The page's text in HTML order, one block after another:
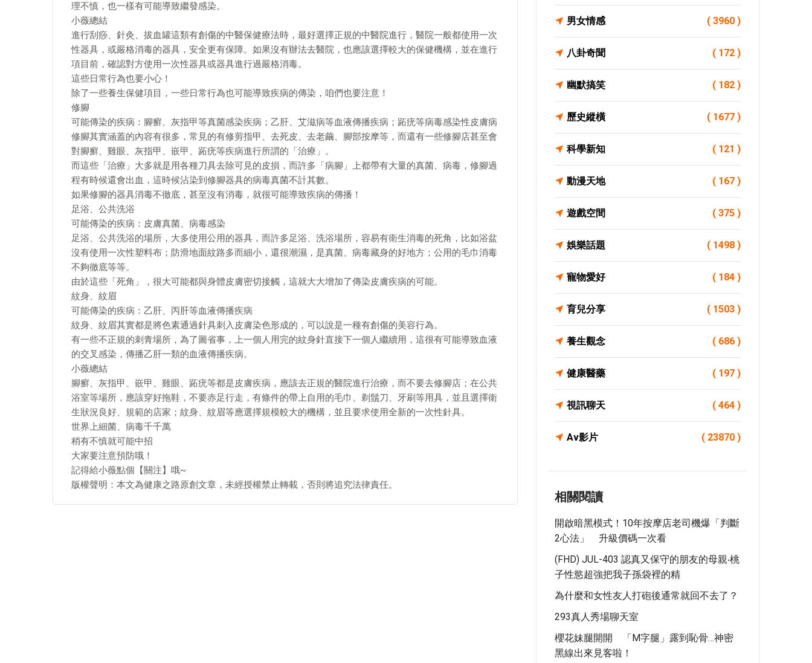
理不慎，也一樣有可能導致繼發感染。
小薇總結
進行刮痧、針灸、拔血罐這類有創傷的中醫保健療法時，最好選擇正規的中醫院進行，醫院一般都使用一次
性器具，或嚴格消毒的器具，安全更有保障。如果沒有辦法去醫院，也應該選擇較大的保健機構，並在進行
項目前，確認對方使用一次性器具或器具進行過嚴格消毒。
這些日常行為也要小心！
除了一些養生保健項目，一些日常行為也可能導致疾病的傳染，咱們也要注意！
修腳
可能傳染的疾病：腳癬、灰指甲等真菌感染疾病；乙肝、艾滋病等血液傳播疾病；跖疣等病毒感染性皮膚病
修腳其實涵蓋的內容有很多，常見的有修剪指甲、去死皮、去老繭、腳部按摩等，而還有一些修腳店甚至會
對腳癬、雞眼、灰指甲、嵌甲、跖疣等疾病進行所謂的「治療」。
而這些「治療」大多就是用各種刀具去除可見的皮損，而許多「病腳」上都帶有大量的真菌、病毒，修腳過
程有時候還會出血，這時候沾染到修腳器具的病毒真菌不計其數。
如果修腳的器具消毒不徹底，甚至沒有消毒，就很可能導致疾病的傳播！
足浴、公共洗浴
可能傳染的疾病：皮膚真菌、病毒感染
足浴、公共洗浴的場所，大多使用公用的器具，而許多足浴、洗浴場所，容易有衛生消毒的死角，比如浴盆
沒有使用一次性塑料布；防滑地面紋路多而細小，還很潮濕，是真菌、病毒藏身的好地方；公用的毛巾消毒
不夠徹底等等。
由於這些「死角」，很大可能都與身體皮膚密切接觸，這就大大增加了傳染皮膚疾病的可能。
紋身、紋眉
可能傳染的疾病：乙肝、丙肝等血液傳播疾病
紋身、紋眉其實都是將色素通過針具刺入皮膚染色形成的，可以說是一種有創傷的美容行為。
有一些不正規的刺青場所，為了圖省事，上一個人用完的紋身針直接下一個人繼續用，這很有可能導致血液
的交叉感染，傳播乙肝一類的血液傳播疾病。
小薇總結
腳癬、灰指甲、嵌甲、雞眼、跖疣等都是皮膚疾病，應該去正規的醫院進行治療，而不要去修腳店；在公共
浴室等場所，應該穿好拖鞋，不要赤足行走，有條件的帶上自用的毛巾、剃鬚刀、牙刷等用具，並且選擇衛
生狀況良好、規範的店家；紋身、紋眉等應選擇規模較大的機構，並且要求使用全新的一次性針具。
世界上細菌、病毒千千萬
稍有不慎就可能中招
大家要注意預防哦！
記得給小薇點個【關注】哦~
版權聲明：本文為健康之路原創文章，未經授權禁止轉載，否則將追究法律責任。
男女情感 ( 3960 )
八卦奇聞 ( 172 )
幽默搞笑 ( 182 )
歷史縱橫 ( 1677 )
科學新知 ( 121 )
動漫天地 ( 167 )
遊戲空間 ( 375 )
娛樂話題 ( 1498 )
寵物愛好 ( 184 )
育兒分享 ( 1503 )
養生觀念 ( 686 )
健康醫藥 ( 197 )
視訊聊天 ( 464 )
Av影片 ( 23870 )
相關閱讀
開啟暗黑模式！10年按摩店老司機爆「判斷
2心法」 升級價碼一次看
(FHD) JUL-403 認真又保守的朋友的母親‧桃
子性慾超強把我子孫袋裡的精
為什麼和女性友人打砲後通常就回不去了？
293真人秀場聊天室
櫻花妹腿開開 「M字腿」露到恥骨…神密
黑線出來見客啦！